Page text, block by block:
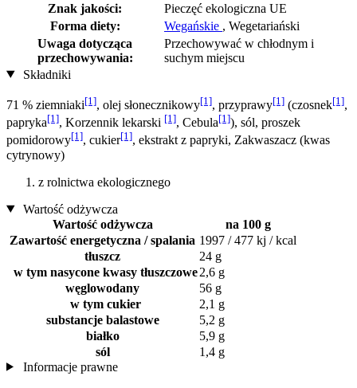
Znak jakości:
Pieczęć ekologiczna UE
Forma diety:
Wegańskie , Wegetariański
Uwaga dotycząca
przechowywania:
Przechowywać w chłodnym i
suchym miejscu
Składniki
71 % ziemniaki[1], olej słonecznikowy[1], przyprawy[1] (czosnek[1],
papryka[1], Korzennik lekarski [1], Cebula[1]), sól, proszek
pomidorowy[1], cukier[1], ekstrakt z papryki, Zakwaszacz (kwas
cytrynowy)
z rolnictwa ekologicznego
Wartość odżywcza
Wartość odżywcza
na 100 g
Zawartość energetyczna / spalania 1997 / 477 kj / kcal
tłuszcz
24 g
w tym nasycone kwasy tłuszczowe2,6 g
węglowodany
56 g
w tym cukier
2,1 g
substancje balastowe
5,2 g
białko
5,9 g
sól
1,4 g
Informacje prawne